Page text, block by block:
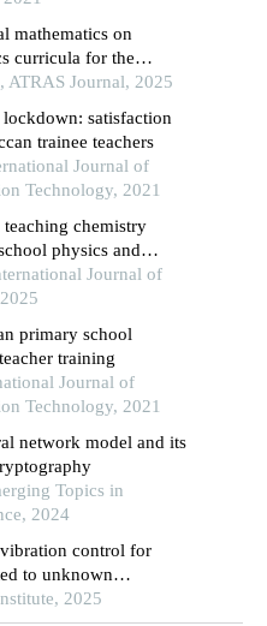
mathematics on
curricula for the
ATRAS Journal, 2025
satisfaction
trainee teachers
Journal of
Technology, 2021
chemistry
physics and
Journal of
primary school
training
Journal of
Technology, 2021
network model and its
Topics in
2024
control for
to unknown
2025